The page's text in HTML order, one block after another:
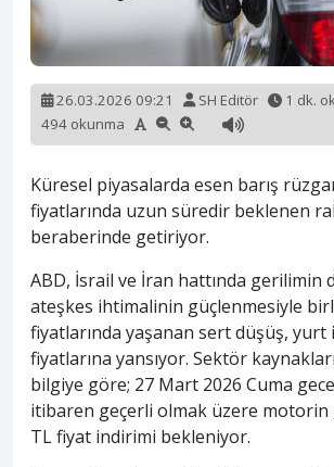
26.03.2026 09:21 SH Editör
1 dk.
494 okunma
Küresel piyasalarda esen barış
fiyatlarında uzun süredir beklenen
beraberinde getiriyor.
ABD, İsrail ve İran hattında gerilimin
ateşkes ihtimalinin güçlenmesiyle
fiyatlarında yaşanan sert düşüş,
fiyatlarına yansıyor. Sektör
bilgiye göre; 27 Mart 2026 Cuma gece
itibaren geçerli olmak üzere motorin
TL fiyat indirimi bekleniyor.